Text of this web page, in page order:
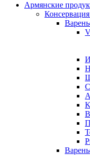
Армянские